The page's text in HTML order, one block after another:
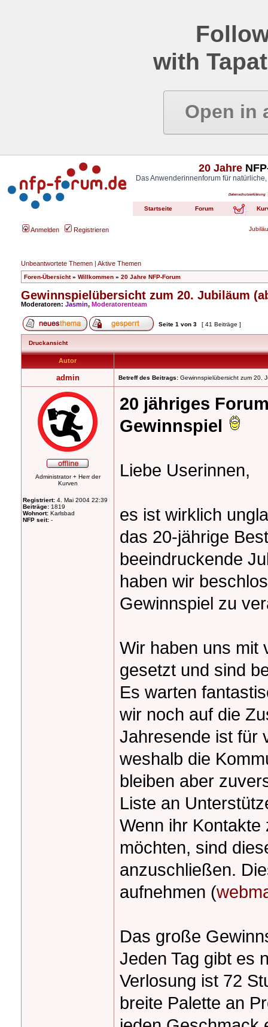
with
Open in
20 Jahre
Das Anwenderinnenforum für
Datenschutzerklärung
Startseite Forum
Anmelden Registrieren
Unbeantwortete Themen | Aktive Themen
Foren-Übersicht» Willkommen » 20 Jahre NFP-Forum
Gewinnspielübersicht zum 20. Jubiläum
Moderatoren: Jasmin, Moderatorenteam
Seite 1 von 3 [ 41 Beiträge ]
Druckansicht
Autor
admin Betreff des Beitrags: Gewinnspielübersicht zum 20.
Administrator + Herr der
Kurven
Registriert: 4. Mai 2004 22:39
Beiträge: 1819
Wohnort: Karlsbad
NFP seit: -
20 jähriges
Gewinnspiel
Liebe Userinnen,
es ist wirklich
das 20-jährige
beeindruckende
haben wir
Gewinnspiel zu
Wir haben uns mit
gesetzt und sind
Es warten
wir noch auf die
Jahresende ist für
weshalb die
bleiben aber
Liste an
Wenn ihr
möchten, sind
anzuschließen.
aufnehmen (
Das große
Jeden Tag gibt es
Verlosung ist 72
breite Palette an